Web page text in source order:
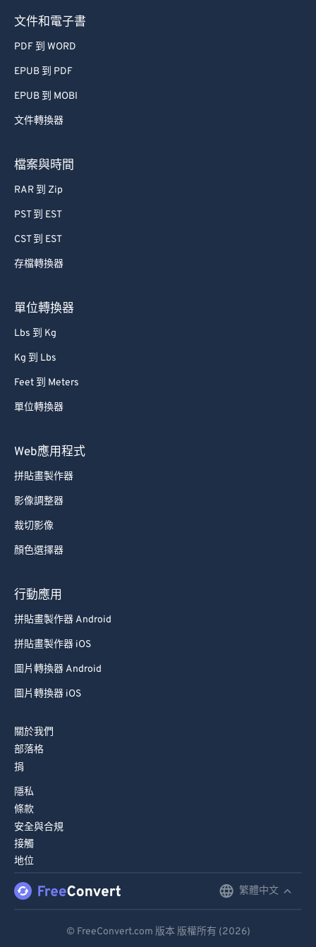
文件和電子書
PDF 到 WORD
EPUB 到 PDF
EPUB 到 MOBI
文件轉換器
檔案與時間
RAR 到 Zip
PST 到 EST
CST 到 EST
存檔轉換器
單位轉換器
Lbs 到 Kg
Kg 到 Lbs
Feet 到 Meters
單位轉換器
Web應用程式
拼貼畫製作器
影像調整器
裁切影像
顏色選擇器
行動應用
拼貼畫製作器 Android
拼貼畫製作器 iOS
圖片轉換器 Android
圖片轉換器 iOS
關於我們
部落格
捐
隱私
條款
安全與合規
接觸
地位
繁體中文
© FreeConvert.com 版本 版權所有 (2026)